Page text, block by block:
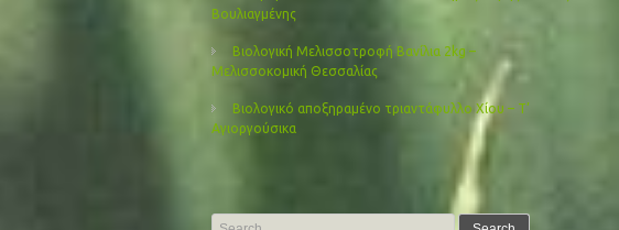
Βουλιαγμένης
Βιολογική Μελισσοτροφή Βανίλια 2kg –
Μελισσοκομική Θεσσαλίας
Βιολογικό αποξηραμένο τριαντάφυλλο Χίου – Τ’
Αγιοργούσικα
Search